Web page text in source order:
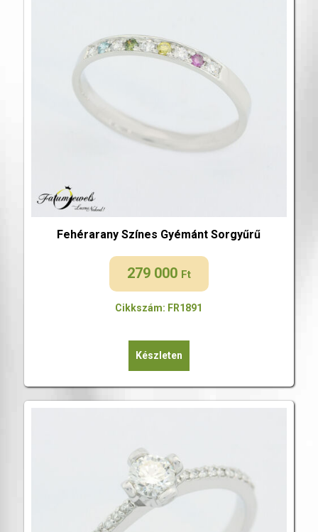
Fehérarany Színes Gyémánt Sorgyűrű
279 000 Ft
Cikkszám: FR1891
Készleten